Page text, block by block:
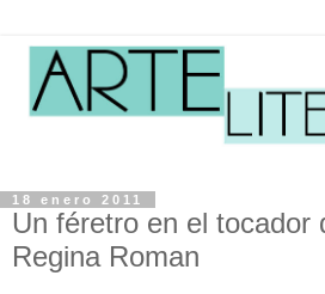
18 enero 2011
Un féretro en el tocador
Regina Roman